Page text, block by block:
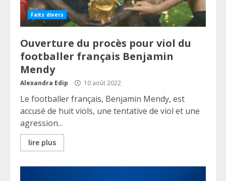
Faits divers
Ouverture du procès pour viol du
footballer français Benjamin
Mendy
Alexandra Edip 10 août 2022
Le footballer français, Benjamin Mendy, est
accusé de huit viols, une tentative de viol et une
agression...
lire plus